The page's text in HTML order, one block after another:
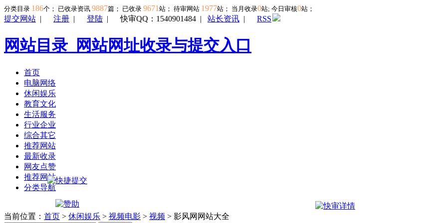
分类目录 186个； 已收录资讯 9887篇； 已收录 9671 站； 待审网站 1977站； 当月收录0站; 今日审核0站；
提交网站 | 注册 | 登陆 |快审QQ：1540901484 | 站长资讯 | RSS
网站目录_网站网址收录与提交入口
首页
电脑网络
休闲娱乐
教育文化
生活服务
行业企业
综合其它
推荐网站
最新收录
网友点赞
推荐网站
分类导航
当前位置： 首页 > 休闲娱乐 > 视频电影 > 视频 > 影风网网站大全